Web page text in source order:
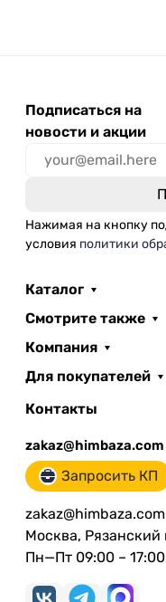
Подписаться на
новости и акции
Нажимая на кнопку
условия политики
Каталог
Смотрите также
Компания
Для покупателей
Контакты
zakaz@himbaza.com
Запросить КП
zakaz@himbaza.com
Москва, Рязанский
Пн—Пт 09:00 – 17:00